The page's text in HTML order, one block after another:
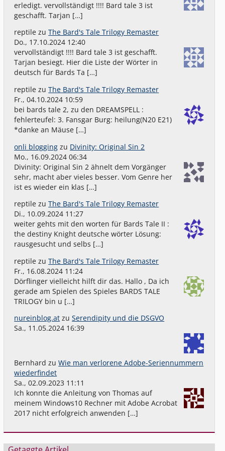
erledigt. vervollständigt !!!! Bard tale 3 ist
geschafft. Tarjan […]
reptile zuThe Bard's Tale Trilogy Remaster
Do., 17.10.2024 12:40
vervollständigt !!!! Bard tale 3 ist geschafft.
Tarjan besiegt. Hier die Liste der Wörter in
deutsch für Bards Ta […]
reptile zuThe Bard's Tale Trilogy Remaster
Fr., 04.10.2024 10:59
bei bards tale 2, zu den DREAMSPELL :
fehlerteufel: 3. Fansgar Burg: heilung(N20 E21)
*danke an Mäuse […]
onli blogging zu Divinity: Original Sin 2
Mo., 16.09.2024 06:34
Divinity: Original Sin 2 ähnelt dem Vorgänger
sehr, macht aber vieles besser. Vom Genre her
ist es wieder ein klas […]
reptile zuThe Bard's Tale Trilogy Remaster
Di., 10.09.2024 11:27
weiter gehts mit den worten für Bards Tale II :
the destiny Knight deutsche wörter Lösung:
rausgesucht und selbs […]
reptile zuThe Bard's Tale Trilogy Remaster
Fr., 16.08.2024 11:24
Dörflinger vielleicht hilft dir das. Hallo , Da ich
gerade am Spielen des Spieles BARDS TALE
TRILOGY bin u […]
nureinblog.at zuSerendipity und die DSGVO
Sa., 11.05.2024 16:39
Bernhard zuWie man verlorene Adobe-Seriennummern
wiederfindet
Sa., 02.09.2023 11:11
Ich konnte die Anleitung von Thomas auf
meinem Windows10 Rechner mit Adobe Acrobat
2017 nicht erfolgreich anwenden […]